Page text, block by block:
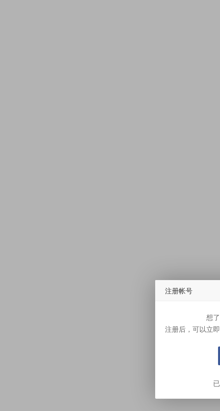
注册帐号
想
注册后，可以立